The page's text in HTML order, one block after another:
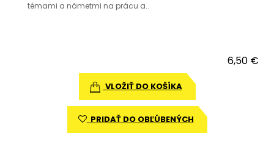
témami a námetmi na prácu a..
6,50 €
VLOŽIŤ DO KOŠÍKA
PRIDAŤ DO OBĽÚBENÝCH